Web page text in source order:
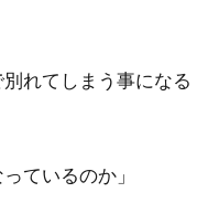
れてしまう事になる
ているのか」